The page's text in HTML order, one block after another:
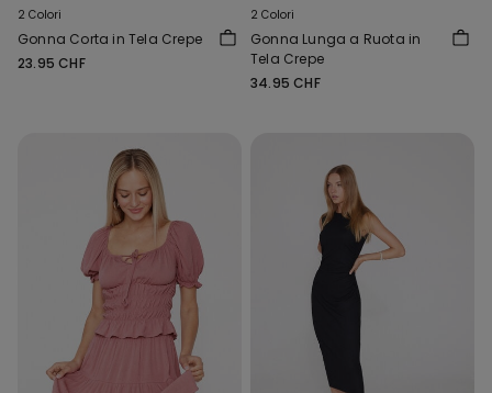
2 Colori
Gonna Corta in Tela Crepe
23.95 CHF
2 Colori
Gonna Lunga a Ruota in
Tela Crepe
34.95 CHF